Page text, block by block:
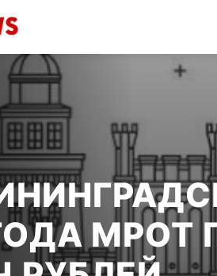
МРОТ